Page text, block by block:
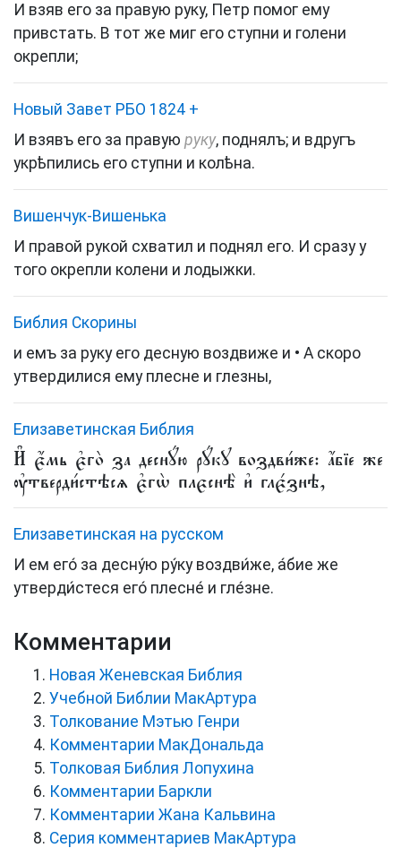
И взяв его за правую руку, Петр помог ему
привстать. В тот же миг его ступни и голени
окрепли;
Новый Завет РБО 1824 +
И взявъ его за правую руку, поднялъ; и вдругъ
укрѣпились его ступни и колѣна.
Вишенчук-Вишенька
И правой рукой схватил и поднял его. И сразу у
того окрепли колени и лодыжки.
Библия Скорины
и емъ за руку его десную воздвиже и • А скоро
утвердилися ему плесне и глезны,
Елизаветинская Библия
И҆ є҆́мь є҆го̀ за деснꙋ́ю рꙋ́кꙋ воздви́же: а҆́бїе же
ᲂу҆тверди́стѣсѧ є҆гѡ̀ плєснѣ̀ и҆ глє́знѣ,
Елизаветинская на русском
И ем его́ за десну́ю ру́ку воздви́же, а́бие же
утверди́стеся его́ плесне́ и гле́зне.
Комментарии
Новая Женевская Библия
Учебной Библии МакАртура
Толкование Мэтью Генри
Комментарии МакДональда
Толковая Библия Лопухина
Комментарии Баркли
Комментарии Жана Кальвина
Серия комментариев МакАртура